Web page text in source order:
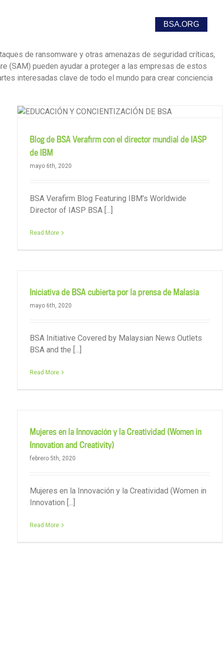
BSA.ORG
de ransomware y otras amenazas de seguridad críticas,
(SAM) pueden ayudar a proteger a las empresas de estos
interesadas clave de todo el mundo para crear conciencia
Blog de BSA Verafirm con el director mundial de IASP
de IBM
mayo 6th, 2020
BSA Verafirm Blog Featuring IBM's Worldwide
Director of IASP BSA [...]
Read More
Iniciativa de BSA cubierta por la prensa de Malasia
mayo 6th, 2020
BSA Initiative Covered by Malaysian News Outlets
BSA and the [...]
Read More
Mujeres en la Innovación y la Creatividad (Women in
Innovation and Creativity)
febrero 5th, 2020
Mujeres en la Innovación y la Creatividad (Women in
Innovation [...]
Read More